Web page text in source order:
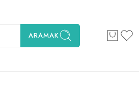
ARAMAK